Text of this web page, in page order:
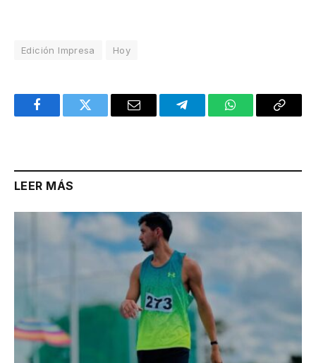
Edición Impresa Hoy
FacebookTwitter Email TelegramWhatsAppCopy
LEER MÁS